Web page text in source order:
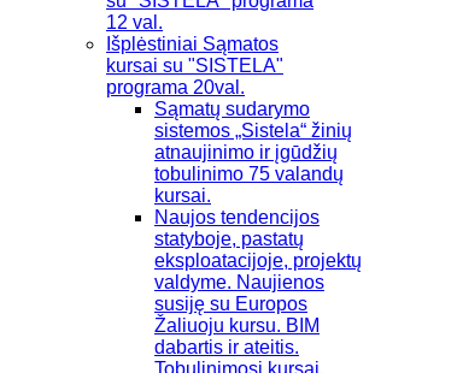
12 val.
Išplėstiniai Sąmatos
kursai su "SISTELA"
programa 20val.
Sąmatų sudarymo
sistemos „Sistela“ žinių
atnaujinimo ir įgūdžių
tobulinimo 75 valandų
kursai.
Naujos tendencijos
statyboje, pastatų
eksploatacijoje, projektų
valdyme. Naujienos
susiję su Europos
Žaliuoju kursu. BIM
dabartis ir ateitis.
Tobulinimosi kursai.